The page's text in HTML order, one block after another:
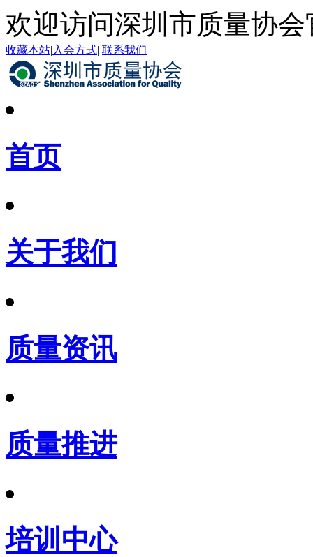
欢迎访问深圳市质量协会
收藏本站| 入会方式| 联系我们
首页
关于我们
质量资讯
质量推进
培训中心